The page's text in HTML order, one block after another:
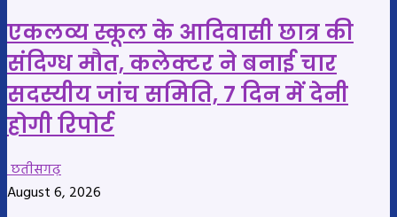
एकलव्य स्कूल के आदिवासी छात्र की
संदिग्ध मौत, कलेक्टर ने बनाई चार
सदस्यीय जांच समिति, 7 दिन में देनी
होगी रिपोर्ट
छतीसगढ़
August 6, 2026